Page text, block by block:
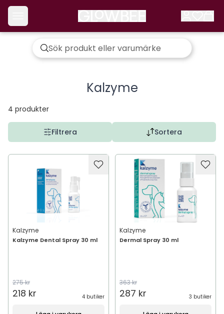
Kalzyme
4 produkter
Filtrera Sortera
Kalzyme
Kalzyme Dental Spray 30 ml
275 kr
218 kr 4 butiker
Kalzyme
Dermal Spray 30 ml
363 kr
287 kr 3 butiker